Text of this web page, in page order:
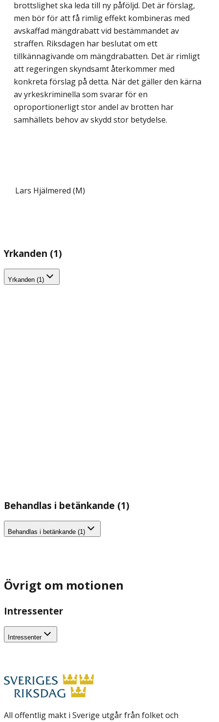
brottslighet ska leda till ny påföljd. Det är förslag,
men bör för att få rimlig effekt kombineras med
avskaffad mängdrabatt vid bestämmandet av
straffen. Riksdagen har beslutat om ett
tillkännagivande om mängdrabatten. Det är rimligt
att regeringen skyndsamt återkommer med
konkreta förslag på detta. När det gäller den kärna
av yrkeskriminella som svarar för en
oproportionerligt stor andel av brotten har
samhällets behov av skydd stor betydelse.
Lars Hjälmered (M)
Yrkanden (1)
Yrkanden (1)
Behandlas i betänkande (1)
Behandlas i betänkande (1)
Övrigt om motionen
Intressenter
Intressenter
All offentlig makt i Sverige utgår från folket och